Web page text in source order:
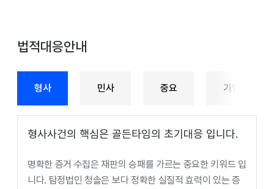
법적대응안내
형사 민사 중요 기업
형사사건의 핵심은 골든타임의 초기대응 입니다.
명확한 증거 수집은 재판의 승패를 가르는 중요한 키워드 입
니다. 탐정법인 청솔은 보다 정확한 실질적 효력이 있는 증